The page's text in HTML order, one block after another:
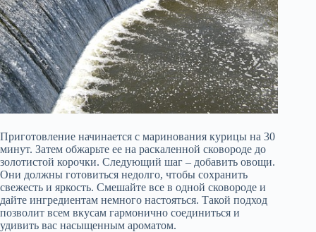
Приготовление начинается с маринования курицы на 30
минут. Затем обжарьте ее на раскаленной сковороде до
золотистой корочки. Следующий шаг – добавить овощи.
Они должны готовиться недолго, чтобы сохранить
свежесть и яркость. Смешайте все в одной сковороде и
дайте ингредиентам немного настояться. Такой подход
позволит всем вкусам гармонично соединиться и
удивить вас насыщенным ароматом.